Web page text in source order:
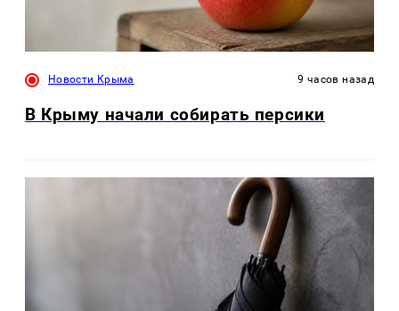
Новости Крыма 9 часов назад
В Крыму начали собирать персики